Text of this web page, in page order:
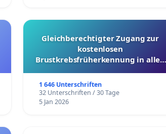
Gleichberechtigter Zugang zur
kostenlosen
Brustkrebsfrüherkennung in allen
1 646 Unterschriften
32 Unterschriften / 30 Tage
5 Jan 2026